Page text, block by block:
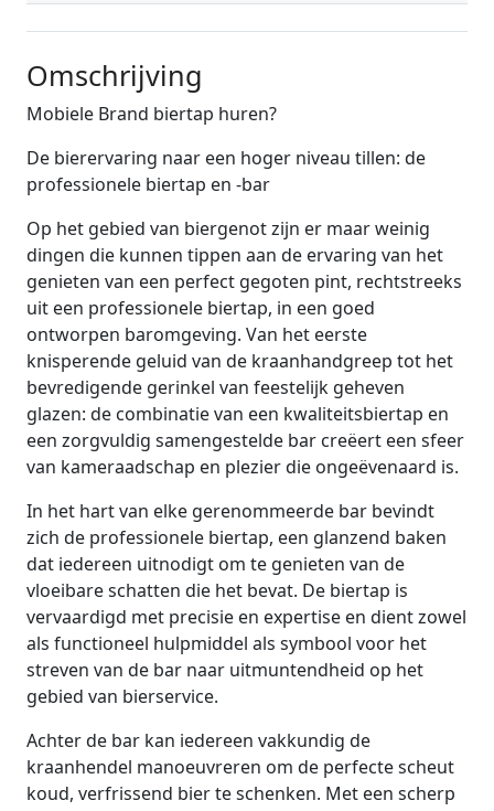
Omschrijving
Mobiele Brand biertap huren?
De bierervaring naar een hoger niveau tillen: de
professionele biertap en -bar
Op het gebied van biergenot zijn er maar weinig
dingen die kunnen tippen aan de ervaring van het
genieten van een perfect gegoten pint, rechtstreeks
uit een professionele biertap, in een goed
ontworpen baromgeving. Van het eerste
knisperende geluid van de kraanhandgreep tot het
bevredigende gerinkel van feestelijk geheven
glazen: de combinatie van een kwaliteitsbiertap en
een zorgvuldig samengestelde bar creëert een sfeer
van kameraadschap en plezier die ongeëvenaard is.
In het hart van elke gerenommeerde bar bevindt
zich de professionele biertap, een glanzend baken
dat iedereen uitnodigt om te genieten van de
vloeibare schatten die het bevat. De biertap is
vervaardigd met precisie en expertise en dient zowel
als functioneel hulpmiddel als symbool voor het
streven van de bar naar uitmuntendheid op het
gebied van bierservice.
Achter de bar kan iedereen vakkundig de
kraanhendel manoeuvreren om de perfecte scheut
koud, verfrissend bier te schenken. Met een scherp